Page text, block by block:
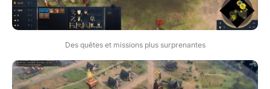
Des quêtes et missions plus surprenantes